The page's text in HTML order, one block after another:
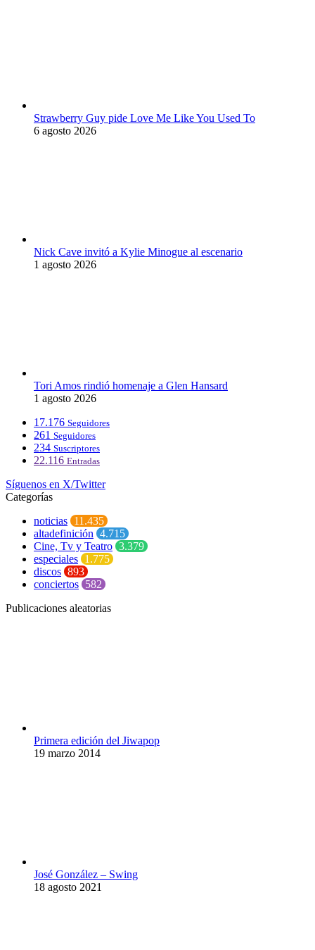
Strawberry Guy pide Love Me Like You Used To
6 agosto 2026
Nick Cave invitó a Kylie Minogue al escenario
1 agosto 2026
Tori Amos rindió homenaje a Glen Hansard
1 agosto 2026
17.176 Seguidores
261 Seguidores
234 Suscriptores
22.116 Entradas
Síguenos en X/Twitter
Categorías
noticias 11.435
altadefinición 4.715
Cine, Tv y Teatro 3.379
especiales 1.775
discos 893
conciertos 582
Publicaciones aleatorias
Primera edición del Jiwapop
19 marzo 2014
José González – Swing
18 agosto 2021